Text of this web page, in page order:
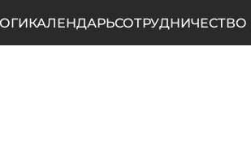
КАЛЕНДАРЬСОТРУДНИЧЕСТВО